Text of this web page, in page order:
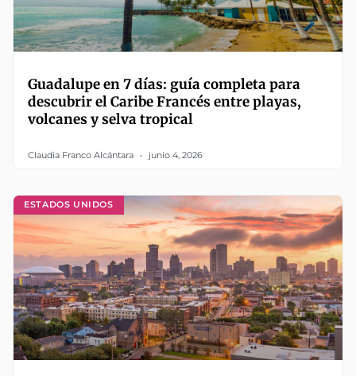
Guadalupe en 7 días: guía completa para
descubrir el Caribe Francés entre playas,
volcanes y selva tropical
Claudia Franco Alcántara junio 4, 2026
ESTADOS UNIDOS